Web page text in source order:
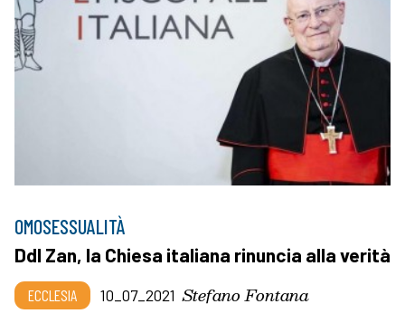
OMOSESSUALITÀ
Ddl Zan, la Chiesa italiana rinuncia alla verità
ECCLESIA 10_07_2021 Stefano Fontana